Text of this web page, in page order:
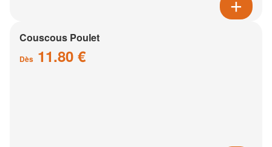
Couscous Poulet
Dès 11.80 €